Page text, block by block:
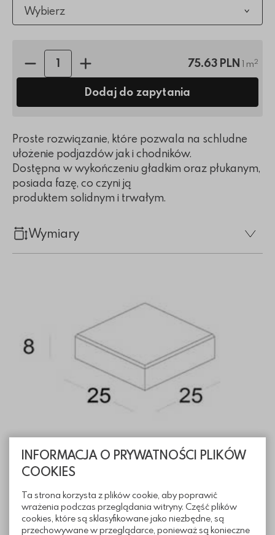
INFORMACJA O PRYWATNOŚCI PLIKÓW
COOKIES
Ta strona korzysta z plików cookie, aby poprawić
wrażenia podczas przeglądania witryny. Część plików
cookies, które są sklasyfikowane jako niezbędne, są
przechowywane w przeglądarce, ponieważ są konieczne
Wybierz
Ilość sztuk: 75.63 PLN 1 m2
Dodaj do zapytania
Proste rozwiązanie, które pozwala na schludne
ułożenie podjazdów jak i chodników.
Dostępna w wykończeniu gładkim oraz płukanym,
posiada fazę, co czyni ją
produktem solidnym i trwałym.
Wymiary
Informacje techniczne
Sposoby ułożenia